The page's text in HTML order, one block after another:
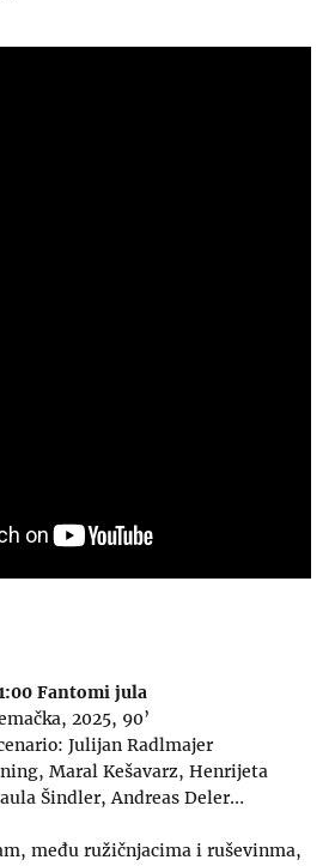
Fantomi jula
2025, 90’
Julijan Radlmajer
Maral Kešavarz, Henrijeta
Šindler, Andreas Deler…
među ružičnjacima i ruševinma,